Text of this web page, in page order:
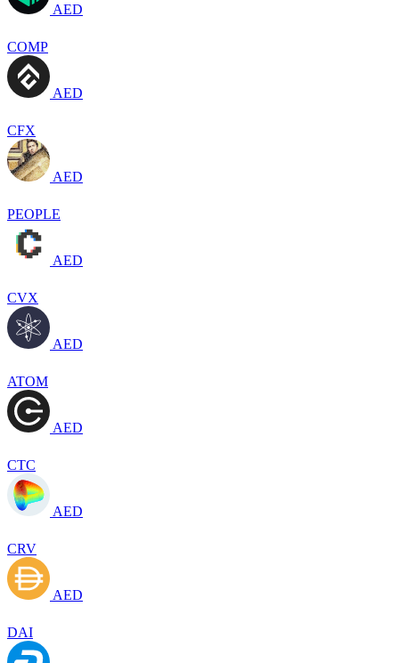
AED
COMP
AED
CFX
AED
PEOPLE
AED
CVX
AED
ATOM
AED
CTC
AED
CRV
AED
DAI